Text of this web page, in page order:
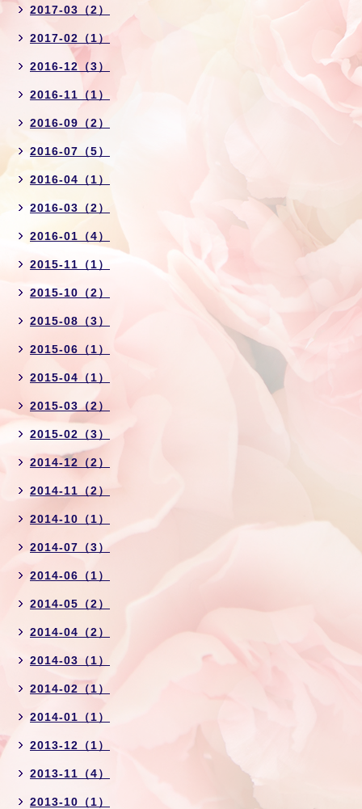
2017-03（2）
2017-02（1）
2016-12（3）
2016-11（1）
2016-09（2）
2016-07（5）
2016-04（1）
2016-03（2）
2016-01（4）
2015-11（1）
2015-10（2）
2015-08（3）
2015-06（1）
2015-04（1）
2015-03（2）
2015-02（3）
2014-12（2）
2014-11（2）
2014-10（1）
2014-07（3）
2014-06（1）
2014-05（2）
2014-04（2）
2014-03（1）
2014-02（1）
2014-01（1）
2013-12（1）
2013-11（4）
2013-10（1）